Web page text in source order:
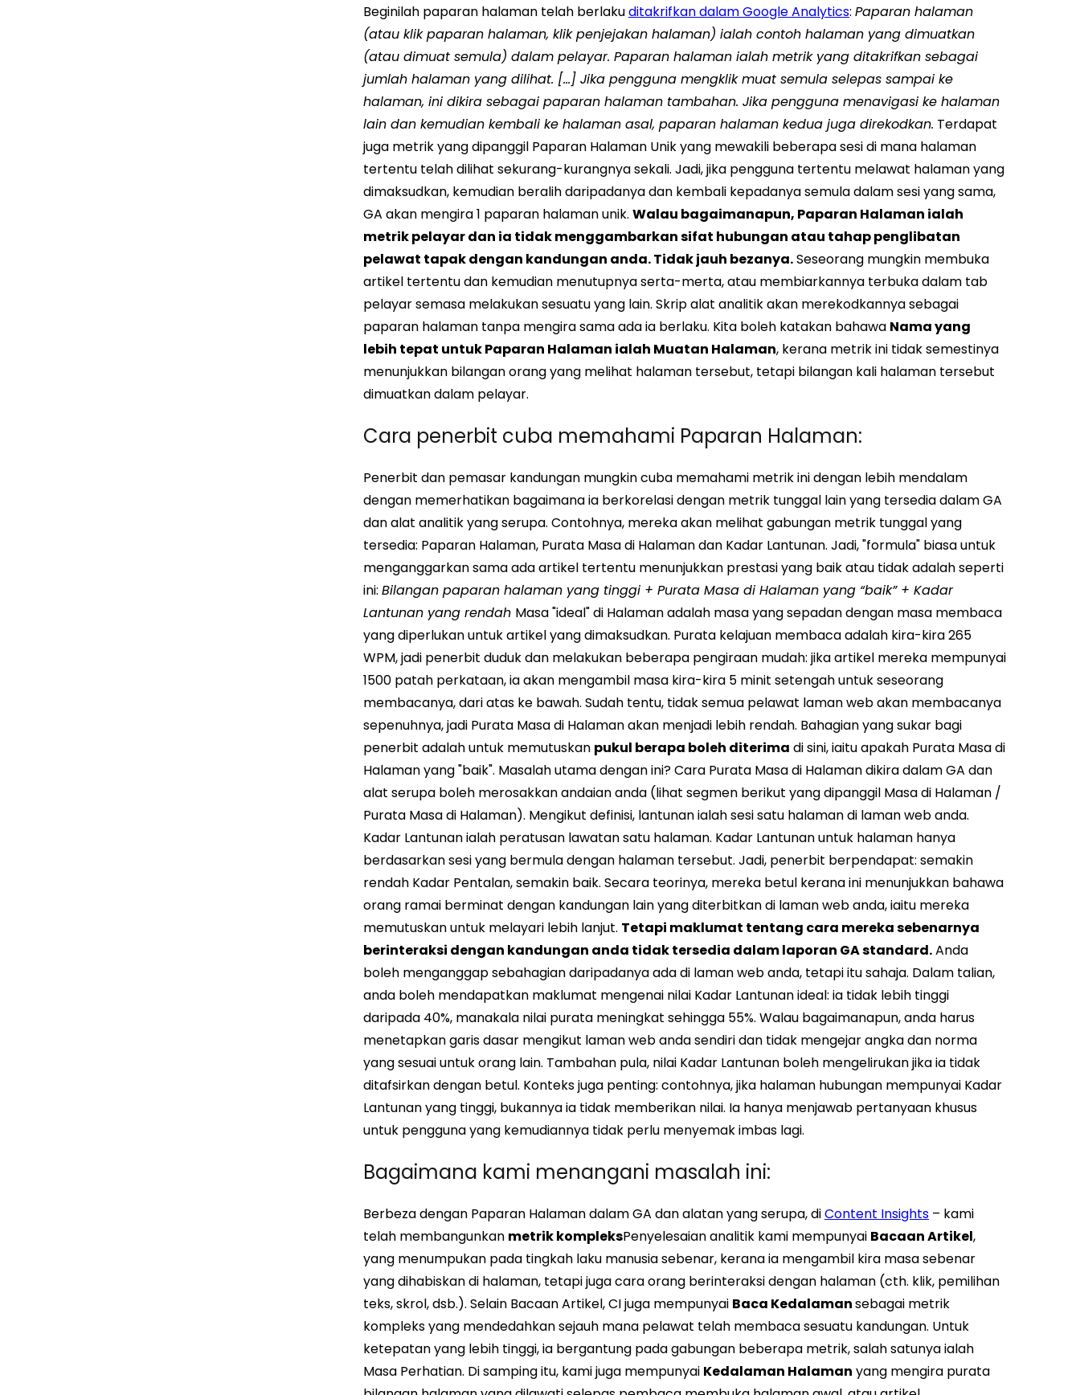
Beginilah paparan halaman telah berlakuditakrifkan dalam Google Analytics: Paparan halaman
(atau klik paparan halaman, klik penjejakan halaman) ialah contoh halaman yang dimuatkan
(atau dimuat semula) dalam pelayar. Paparan halaman ialah metrik yang ditakrifkan sebagai
jumlah halaman yang dilihat. […] Jika pengguna mengklik muat semula selepas sampai ke
halaman, ini dikira sebagai paparan halaman tambahan. Jika pengguna menavigasi ke halaman
lain dan kemudian kembali ke halaman asal, paparan halaman kedua juga direkodkan. Terdapat
juga metrik yang dipanggil Paparan Halaman Unik yang mewakili beberapa sesi di mana halaman
tertentu telah dilihat sekurang-kurangnya sekali. Jadi, jika pengguna tertentu melawat halaman yang
dimaksudkan, kemudian beralih daripadanya dan kembali kepadanya semula dalam sesi yang sama,
GA akan mengira 1 paparan halaman unik. Walau bagaimanapun, Paparan Halaman ialah
metrik pelayar dan ia tidak menggambarkan sifat hubungan atau tahap penglibatan
pelawat tapak dengan kandungan anda. Tidak jauh bezanya.Seseorang mungkin membuka
artikel tertentu dan kemudian menutupnya serta-merta, atau membiarkannya terbuka dalam tab
pelayar semasa melakukan sesuatu yang lain. Skrip alat analitik akan merekodkannya sebagai
paparan halaman tanpa mengira sama ada ia berlaku. Kita boleh katakan bahawa Nama yang
lebih tepat untuk Paparan Halaman ialah Muatan Halaman, kerana metrik ini tidak semestinya
menunjukkan bilangan orang yang melihat halaman tersebut, tetapi bilangan kali halaman tersebut
dimuatkan dalam pelayar.
Cara penerbit cuba memahami Paparan Halaman:
Penerbit dan pemasar kandungan mungkin cuba memahami metrik ini dengan lebih mendalam
dengan memerhatikan bagaimana ia berkorelasi dengan metrik tunggal lain yang tersedia dalam GA
dan alat analitik yang serupa. Contohnya, mereka akan melihat gabungan metrik tunggal yang
tersedia: Paparan Halaman, Purata Masa di Halaman dan Kadar Lantunan. Jadi, "formula" biasa untuk
menganggarkan sama ada artikel tertentu menunjukkan prestasi yang baik atau tidak adalah seperti
ini: Bilangan paparan halaman yang tinggi + Purata Masa di Halaman yang “baik” + Kadar
Lantunan yang rendah Masa "ideal" di Halaman adalah masa yang sepadan dengan masa membaca
yang diperlukan untuk artikel yang dimaksudkan. Purata kelajuan membaca adalah kira-kira 265
WPM, jadi penerbit duduk dan melakukan beberapa pengiraan mudah: jika artikel mereka mempunyai
1500 patah perkataan, ia akan mengambil masa kira-kira 5 minit setengah untuk seseorang
membacanya, dari atas ke bawah. Sudah tentu, tidak semua pelawat laman web akan membacanya
sepenuhnya, jadi Purata Masa di Halaman akan menjadi lebih rendah. Bahagian yang sukar bagi
penerbit adalah untuk memutuskan pukul berapa boleh diterima di sini, iaitu apakah Purata Masa di
Halaman yang "baik". Masalah utama dengan ini? Cara Purata Masa di Halaman dikira dalam GA dan
alat serupa boleh merosakkan andaian anda (lihat segmen berikut yang dipanggil Masa di Halaman /
Purata Masa di Halaman). Mengikut definisi, lantunan ialah sesi satu halaman di laman web anda.
Kadar Lantunan ialah peratusan lawatan satu halaman. Kadar Lantunan untuk halaman hanya
berdasarkan sesi yang bermula dengan halaman tersebut. Jadi, penerbit berpendapat: semakin
rendah Kadar Pentalan, semakin baik. Secara teorinya, mereka betul kerana ini menunjukkan bahawa
orang ramai berminat dengan kandungan lain yang diterbitkan di laman web anda, iaitu mereka
memutuskan untuk melayari lebih lanjut. Tetapi maklumat tentang cara mereka sebenarnya
berinteraksi dengan kandungan anda tidak tersedia dalam laporan GA standard.Anda
boleh menganggap sebahagian daripadanya ada di laman web anda, tetapi itu sahaja. Dalam talian,
anda boleh mendapatkan maklumat mengenai nilai Kadar Lantunan ideal: ia tidak lebih tinggi
daripada 40%, manakala nilai purata meningkat sehingga 55%. Walau bagaimanapun, anda harus
menetapkan garis dasar mengikut laman web anda sendiri dan tidak mengejar angka dan norma
yang sesuai untuk orang lain. Tambahan pula, nilai Kadar Lantunan boleh mengelirukan jika ia tidak
ditafsirkan dengan betul. Konteks juga penting: contohnya, jika halaman hubungan mempunyai Kadar
Lantunan yang tinggi, bukannya ia tidak memberikan nilai. Ia hanya menjawab pertanyaan khusus
untuk pengguna yang kemudiannya tidak perlu menyemak imbas lagi.
Bagaimana kami menangani masalah ini:
Berbeza dengan Paparan Halaman dalam GA dan alatan yang serupa, diContent Insights – kami
telah membangunkan metrik kompleksPenyelesaian analitik kami mempunyai Bacaan Artikel,
yang menumpukan pada tingkah laku manusia sebenar, kerana ia mengambil kira masa sebenar
yang dihabiskan di halaman, tetapi juga cara orang berinteraksi dengan halaman (cth. klik, pemilihan
teks, skrol, dsb.). Selain Bacaan Artikel, CI juga mempunyai Baca Kedalamansebagai metrik
kompleks yang mendedahkan sejauh mana pelawat telah membaca sesuatu kandungan. Untuk
ketepatan yang lebih tinggi, ia bergantung pada gabungan beberapa metrik, salah satunya ialah
Masa Perhatian. Di samping itu, kami juga mempunyai Kedalaman Halaman yang mengira purata